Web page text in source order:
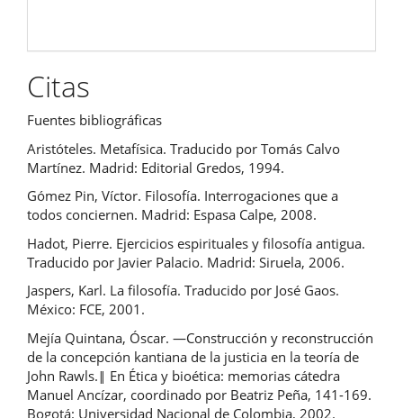
Citas
Fuentes bibliográficas
Aristóteles. Metafísica. Traducido por Tomás Calvo
Martínez. Madrid: Editorial Gredos, 1994.
Gómez Pin, Víctor. Filosofía. Interrogaciones que a
todos conciernen. Madrid: Espasa Calpe, 2008.
Hadot, Pierre. Ejercicios espirituales y filosofía antigua.
Traducido por Javier Palacio. Madrid: Siruela, 2006.
Jaspers, Karl. La filosofía. Traducido por José Gaos.
México: FCE, 2001.
Mejía Quintana, Óscar. ―Construcción y reconstrucción
de la concepción kantiana de la justicia en la teoría de
John Rawls.‖ En Ética y bioética: memorias cátedra
Manuel Ancízar, coordinado por Beatriz Peña, 141-169.
Bogotá: Universidad Nacional de Colombia, 2002.